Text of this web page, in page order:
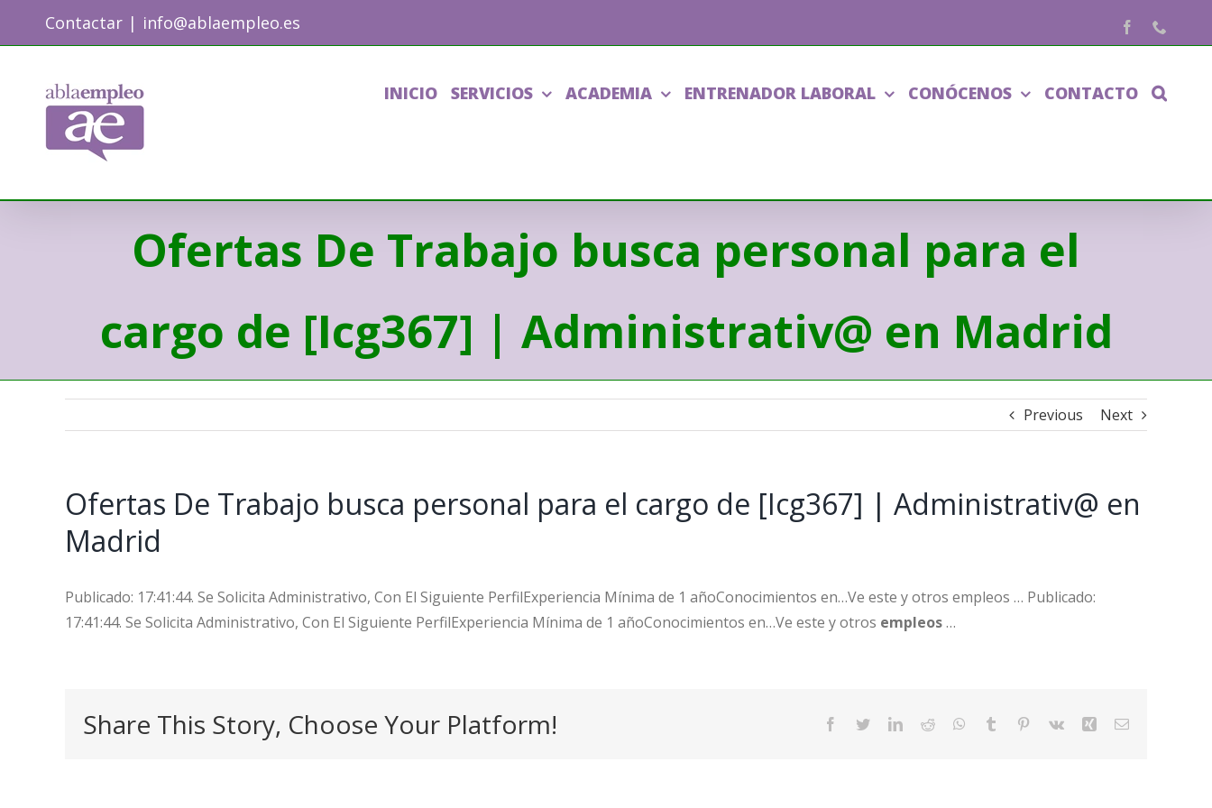
Contactar | info@ablaempleo.es Facebook
INICIO SERVICIOS ACADEMIA ENTRENADOR LABORAL CONÓCENOS CONTACTO
Ofertas De Trabajo busca personal para el
cargo de [Icg367] | Administrativ@ en Madrid
Previous Next
Ofertas De Trabajo busca personal para el cargo de [Icg367] | Administrativ@ en
Madrid
Publicado: 17:41:44. Se Solicita Administrativo, Con El Siguiente PerfilExperiencia Mínima de 1 añoConocimientos en…Ve este y otros empleos … Publicado:
17:41:44. Se Solicita Administrativo, Con El Siguiente PerfilExperiencia Mínima de 1 añoConocimientos en…Ve este y otros empleos…
Share This Story, Choose Your Platform! Facebook
TwitterLinkedIn
Reddit WhatsApp
Tumblr Pinterest
Vk Xing Email